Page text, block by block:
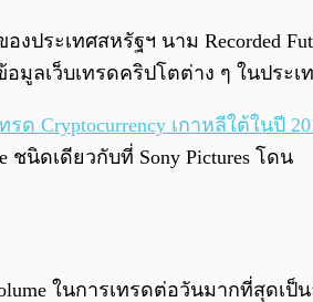
ประเทศสหรัฐฯ นาม Recorded
มูลเว็บเทรดคริปโตต่าง ๆ ในประเ
ด Cryptocurrency เกาหลีใต้ในปี
ชนิดเดียวกับที่ Sony Pictures โดน
ในการเทรดต่อวันมากที่สุดเ